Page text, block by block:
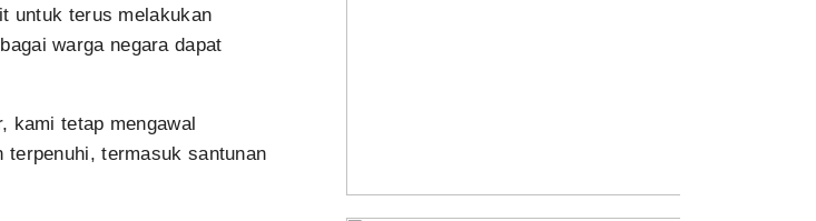
untuk terus melakukan
warga negara dapat
kami tetap mengawal
terpenuhi, termasuk santunan